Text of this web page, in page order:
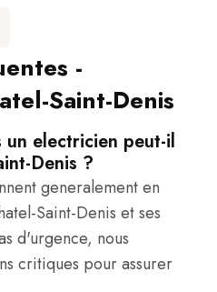
-
Saint-Denis
un electricien peut-il
Denis ?
generalement en
Saint-Denis et ses
d'urgence, nous
critiques pour assurer